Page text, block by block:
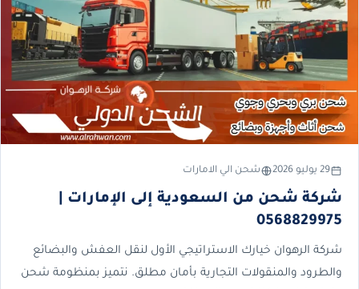
29 يوليو 2026 شحن الي الامارات
شركة شحن من السعودية إلى الإمارات |
0568829975
شركة الرهوان خيارك الاستراتيجي الأول لنقل العفش والبضائع
والطرود والمنقولات التجارية بأمان مطلق. نتميز بمنظومة شحن